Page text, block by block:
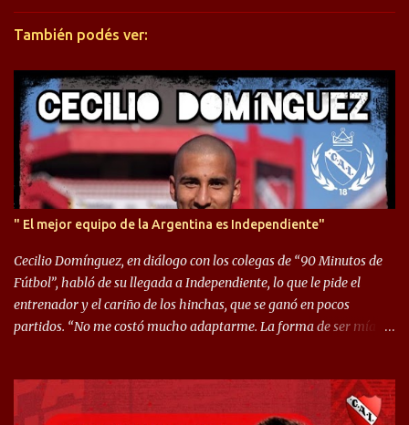
r
i
s
También podés ver:
" El mejor equipo de la Argentina es Independiente"
Cecilio Domínguez, en diálogo con los colegas de “90 Minutos de
Fútbol”, habló de su llegada a Independiente, lo que le pide el
entrenador y el cariño de los hinchas, que se ganó en pocos
partidos. “No me costó mucho adaptarme. La forma de ser mía
llegué a un Independiente que juega muy dinámico y me gusta
mucho. Me favorece por la forma de jugar mía y eso también